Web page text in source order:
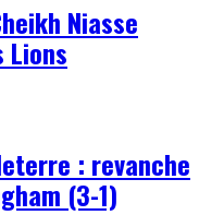
Niasse
Lions
: revanche
(3-1)